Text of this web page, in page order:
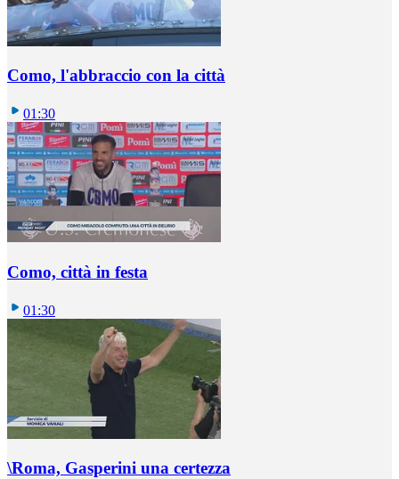
Como, l'abbraccio con la città
01:30
Como, città in festa
01:30
\Roma, Gasperini una certezza